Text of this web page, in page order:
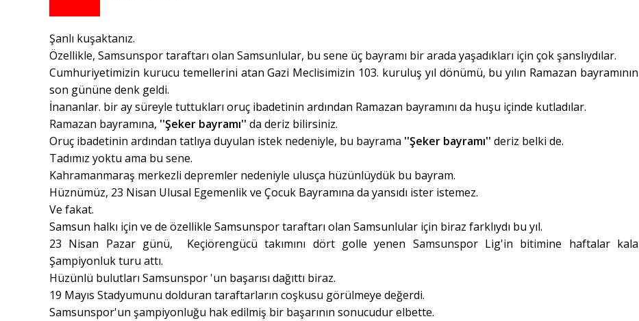
Şanlı kuşaktanız.
Özellikle, Samsunspor taraftarı olan Samsunlular, bu sene üç bayramı bir arada yaşadıkları için çok şanslıydılar.
Cumhuriyetimizin kurucu temellerini atan Gazi Meclisimizin 103. kuruluş yıl dönümü, bu yılın Ramazan bayramının
son gününe denk geldi.
İnananlar. bir ay süreyle tuttukları oruç ibadetinin ardından Ramazan bayramını da huşu içinde kutladılar.
Ramazan bayramına, ''Şeker bayramı'' da deriz bilirsiniz.
Oruç ibadetinin ardından tatlıya duyulan istek nedeniyle, bu bayrama ''Şeker bayramı'' deriz belki de.
Tadımız yoktu ama bu sene.
Kahramanmaraş merkezli depremler nedeniyle ulusça hüzünlüydük bu bayram.
Hüznümüz, 23 Nisan Ulusal Egemenlik ve Çocuk Bayramına da yansıdı ister istemez.
Ve fakat.
Samsun halkı için ve de özellikle Samsunspor taraftarı olan Samsunlular için biraz farklıydı bu yıl.
23 Nisan Pazar günü, Keçiörengücü takımını dört golle yenen Samsunspor Lig'in bitimine haftalar kala
Şampiyonluk turu attı.
Hüzünlü bulutları Samsunspor 'un başarısı dağıttı biraz.
19 Mayıs Stadyumunu dolduran taraftarların coşkusu görülmeye değerdi.
Samsunspor'un şampiyonluğu hak edilmiş bir başarının sonucudur elbette.